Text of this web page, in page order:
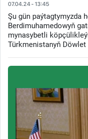
07.04.24 - 13:45
Şu gün paýtagtymyzda
Berdimuhamedowyň
mynasybetli
Türkmenistanyň Döwlet